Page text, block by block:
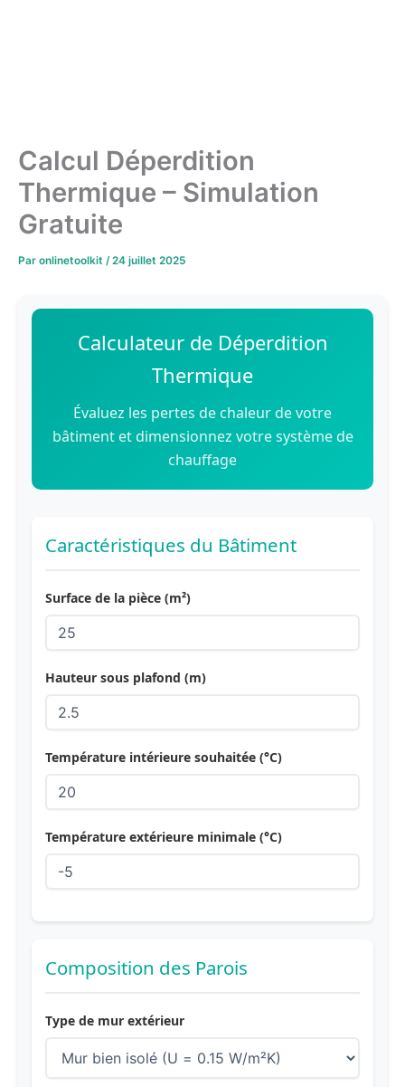
Calcul Déperdition
Thermique – Simulation
Gratuite
Par onlinetoolkit /24 juillet 2025
Calculateur de Déperdition
Thermique
Évaluez les pertes de chaleur de votre
bâtiment et dimensionnez votre système de
chauffage
Caractéristiques du Bâtiment
Surface de la pièce (m²)
Hauteur sous plafond (m)
Température intérieure souhaitée (°C)
Température extérieure minimale (°C)
Composition des Parois
Type de mur extérieur